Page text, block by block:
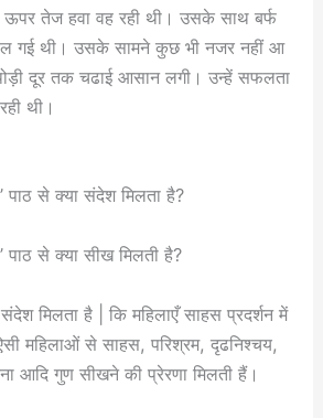
ऊपर तेज हवा वह रही थी। उसके साथ बर्फ
गई थी। उसके सामने कुछ भी नजर नहीं आ
दूर तक चढाई आसान लगी। उन्हें सफलता
थी।
पाठ से क्या संदेश मिलता है?
पाठ से क्या सीख मिलती है?
मिलता है | कि महिलाएँ साहस प्रदर्शन में
महिलाओं से साहस, परिश्रम, दृढनिश्चय,
आदि गुण सीखने की प्रेरणा मिलती हैं।